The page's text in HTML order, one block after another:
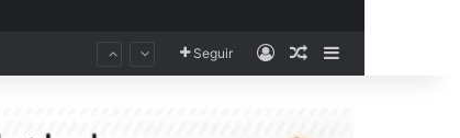
Seguir AccesoPublicación al